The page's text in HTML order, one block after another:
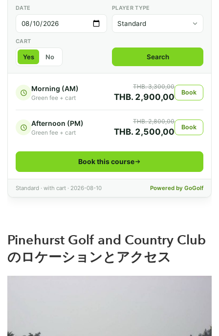
Pinehurst Golf and Country Club
のロケーションとアクセス